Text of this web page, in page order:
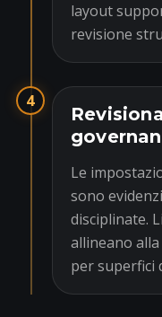
layout
revisione
4
Le
sono
disciplinate.
allineano
per superfici